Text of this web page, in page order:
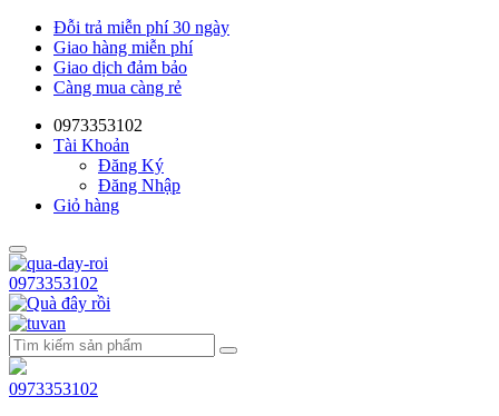
Đỗi trả miễn phí 30 ngày
Giao hàng miễn phí
Giao dịch đảm bảo
Càng mua càng rẻ
0973353102
Tài Khoản
Đăng Ký
Đăng Nhập
Giỏ hàng
0973353102
0973353102